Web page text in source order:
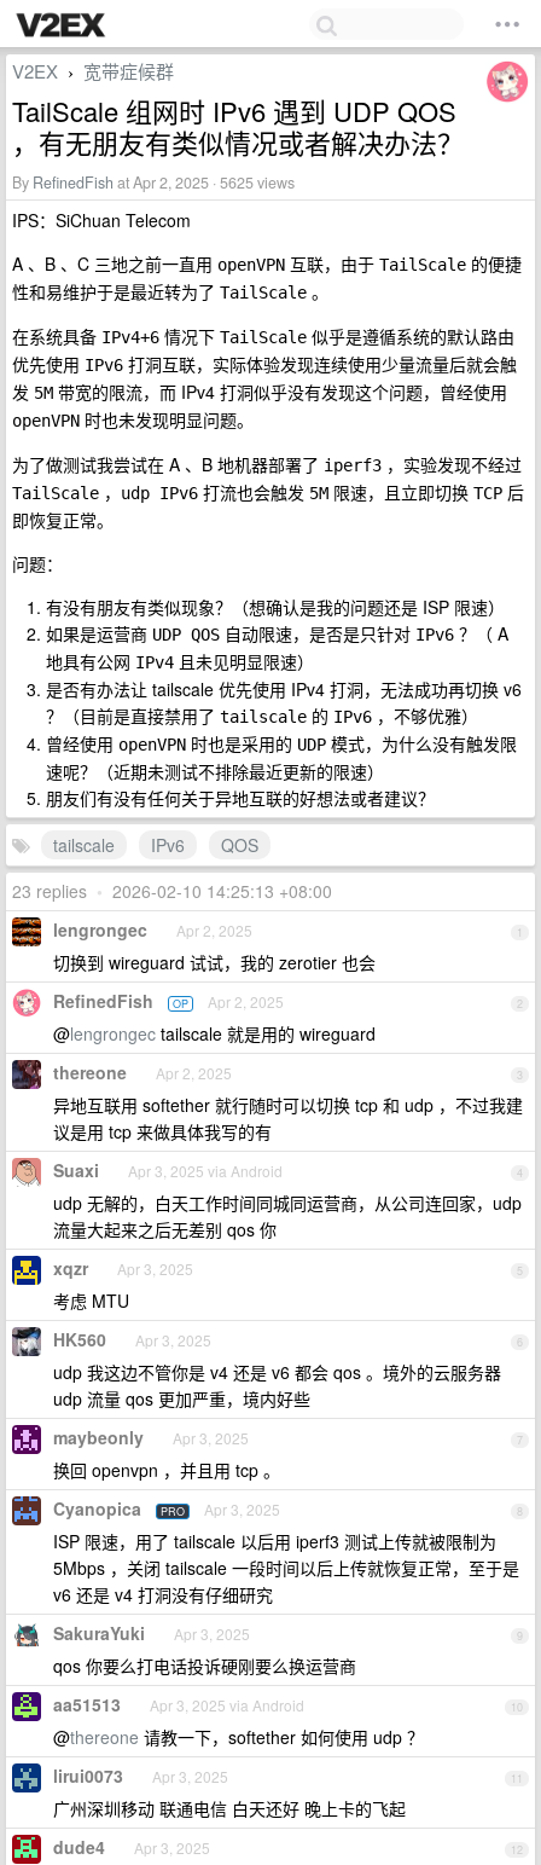
V2EX › 宽带症候群
TailScale 组网时 IPv6 遇到 UDP QOS
，有无朋友有类似情况或者解决办法？
By RefinedFish at Apr 2, 2025 · 5625 views
IPS：SiChuan Telecom
A 、B 、C 三地之前一直用 openVPN 互联，由于 TailScale 的便捷
性和易维护于是最近转为了 TailScale 。
在系统具备 IPv4+6 情况下 TailScale 似乎是遵循系统的默认路由
优先使用 IPv6 打洞互联，实际体验发现连续使用少量流量后就会触
发 5M 带宽的限流，而 IPv4 打洞似乎没有发现这个问题，曾经使用
openVPN 时也未发现明显问题。
为了做测试我尝试在 A 、B 地机器部署了 iperf3 ，实验发现不经过
TailScale ， udp IPv6 打流也会触发 5M 限速，且立即切换 TCP 后
即恢复正常。
问题：
有没有朋友有类似现象？（想确认是我的问题还是 ISP 限速）
如果是运营商 UDP QOS 自动限速，是否是只针对 IPv6 ？（ A
地具有公网 IPv4 且未见明显限速）
是否有办法让 tailscale 优先使用 IPv4 打洞，无法成功再切换 v6
？（目前是直接禁用了 tailscale 的 IPv6 ，不够优雅）
曾经使用 openVPN 时也是采用的 UDP 模式，为什么没有触发限
速呢？（近期未测试不排除最近更新的限速）
朋友们有没有任何关于异地互联的好想法或者建议？
tailscale
IPv6
QOS
23 replies • 2026-02-10 14:25:13 +08:00
1
lengrongec Apr 2, 2025
切换到 wireguard 试试，我的 zerotier 也会
2
RefinedFish OP Apr 2, 2025
@lengrongec tailscale 就是用的 wireguard
3
thereone Apr 2, 2025
异地互联用 softether 就行随时可以切换 tcp 和 udp ，不过我建
议是用 tcp 来做具体我写的有
4
Suaxi Apr 3, 2025 via Android
udp 无解的，白天工作时间同城同运营商，从公司连回家，udp
流量大起来之后无差别 qos 你
5
xqzr Apr 3, 2025
考虑 MTU
6
HK560 Apr 3, 2025
udp 我这边不管你是 v4 还是 v6 都会 qos 。境外的云服务器
udp 流量 qos 更加严重，境内好些
7
maybeonly Apr 3, 2025
换回 openvpn ，并且用 tcp 。
8
Cyanopica PRO Apr 3, 2025
ISP 限速，用了 tailscale 以后用 iperf3 测试上传就被限制为
5Mbps ，关闭 tailscale 一段时间以后上传就恢复正常，至于是
v6 还是 v4 打洞没有仔细研究
9
SakuraYuki Apr 3, 2025
qos 你要么打电话投诉硬刚要么换运营商
10
aa51513 Apr 3, 2025 via Android
@thereone 请教一下，softether 如何使用 udp ？
11
lirui0073 Apr 3, 2025
广州深圳移动 联通电信 白天还好 晚上卡的飞起
12
dude4 Apr 3, 2025